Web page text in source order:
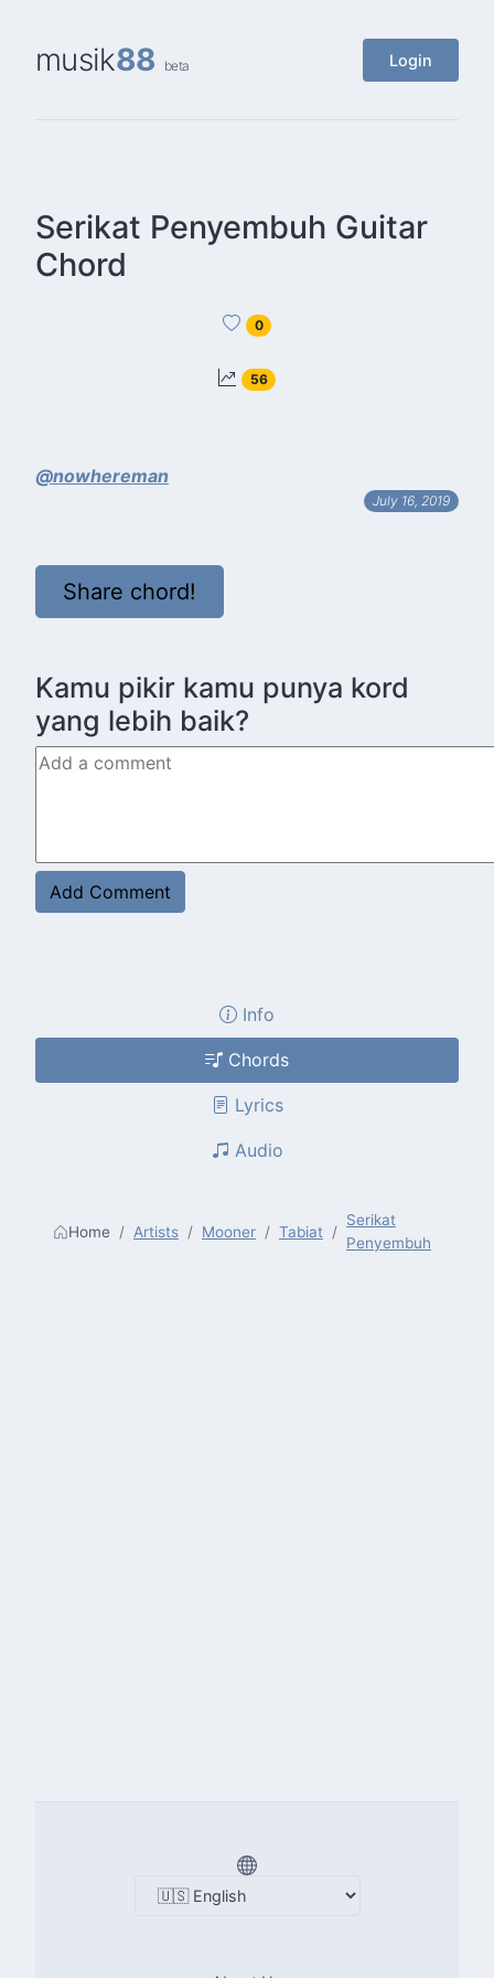
musik88 beta Login
Serikat Penyembuh Guitar
Chord
0
56
@nowhereman
July 16, 2019
Share chord!
Kamu pikir kamu punya kord
yang lebih baik?
Info
Chords
Lyrics
Audio
Home Artists Mooner Tabiat
Serikat
Penyembuh